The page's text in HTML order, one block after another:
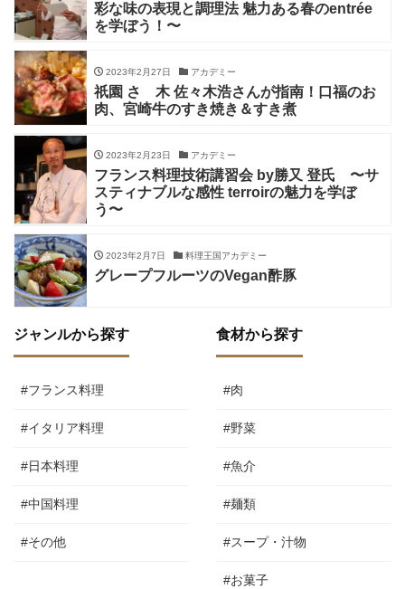
彩な味の表現と調理法 魅力ある春のentrée
を学ぼう！〜
2023年2月27日 アカデミー
祇園 さゝ木 佐々木浩さんが指南！口福のお
肉、宮崎牛のすき焼き＆すき煮
2023年2月23日 アカデミー
フランス料理技術講習会 by勝又 登氏 〜サ
スティナブルな感性 terroirの魅力を学ぼ
う〜
2023年2月7日 料理王国アカデミー
グレープフルーツのVegan酢豚
ジャンルから探す
#フランス料理
#イタリア料理
#日本料理
#中国料理
#その他
食材から探す
#肉
#野菜
#魚介
#麺類
#スープ・汁物
#お菓子